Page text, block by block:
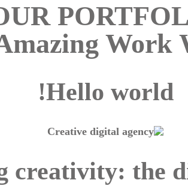
Work
Hello world!
creativity: the